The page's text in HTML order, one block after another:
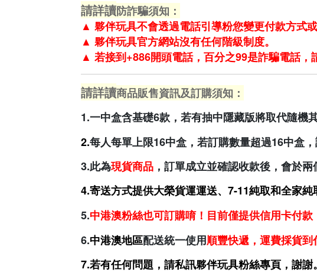
請詳讀防詐騙須知：
▲ 夥伴玩具不會透過電話引導粉您變更付款方式
▲ 夥伴玩具官方網站沒有任何階級制度。
▲ 若接到+886開頭電話，百分之99是詐騙電話，
請詳讀商品販售資訊及訂購須知：
1.一中盒含基礎6款，若有抽中隱藏版將取代隨機其
2.每人每單上限16中盒，若訂購數量超過16中盒，
3.此為現貨商品 ，訂單成立並確認收款後，會於兩
4.寄送方式提供大榮貨運運送、7-11純取和全家純
5.中港澳粉絲也可訂購唷！目前僅提供信用卡付款
6.中港澳地區配送統一使用順豐快遞，運費採貨到
7.若有任何問題，請私訊夥伴玩具粉絲專頁，謝謝。